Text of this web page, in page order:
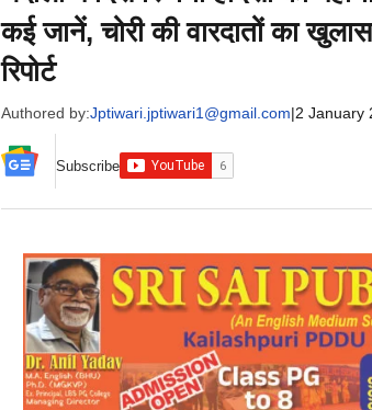
कई जानें, चोरी की वारदातों का
रिपोर्ट
Authored by:Jptiwari.jptiwari1@gmail.com|2 January
Subscribe